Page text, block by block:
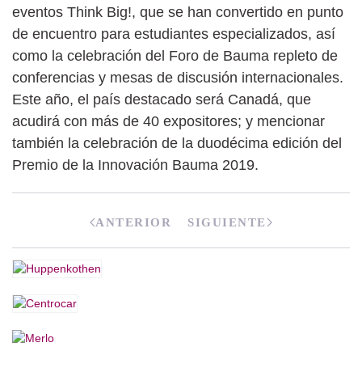
eventos Think Big!, que se han convertido en punto
de encuentro para estudiantes especializados, así
como la celebración del Foro de Bauma repleto de
conferencias y mesas de discusión internacionales.
Este año, el país destacado será Canadá, que
acudirá con más de 40 expositores; y mencionar
también la celebración de la duodécima edición del
Premio de la Innovación Bauma 2019.
ANTERIOR SIGUIENTE